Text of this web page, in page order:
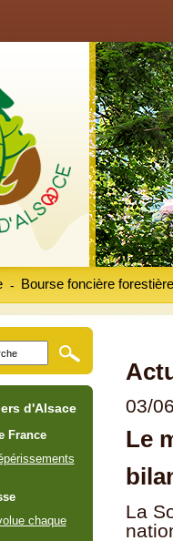
Bourse foncière forestière
-
03/
Le
La
d'Alsace
France
chaque